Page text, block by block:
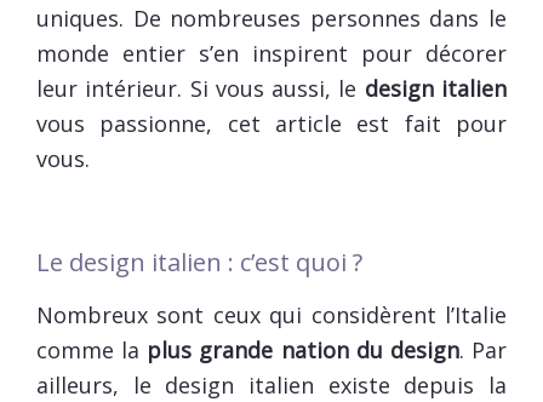
uniques. De nombreuses personnes dans le
monde entier s’en inspirent pour décorer
leur intérieur. Si vous aussi, le design italien
vous passionne, cet article est fait pour
vous.
Le design italien : c’est quoi ?
Nombreux sont ceux qui considèrent l’Italie
comme la plus grande nation du design. Par
ailleurs, le design italien existe depuis la